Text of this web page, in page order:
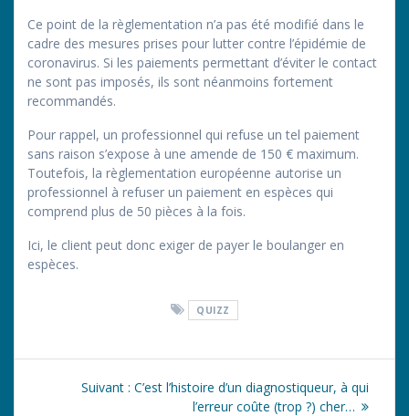
Ce point de la règlementation n’a pas été modifié dans le
cadre des mesures prises pour lutter contre l’épidémie de
coronavirus. Si les paiements permettant d’éviter le contact
ne sont pas imposés, ils sont néanmoins fortement
recommandés.
Pour rappel, un professionnel qui refuse un tel paiement
sans raison s’expose à une amende de 150 € maximum.
Toutefois, la règlementation européenne autorise un
professionnel à refuser un paiement en espèces qui
comprend plus de 50 pièces à la fois.
Ici, le client peut donc exiger de payer le boulanger en
espèces.
QUIZZ
Navigation
Suivant : Article
C’est l’histoire d’un diagnostiqueur, à qui
l’erreur coûte (trop ?) cher…